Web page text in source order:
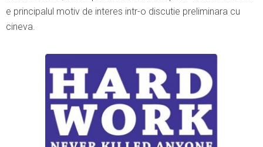
e principalul motiv de interes intr-o discutie preliminara cu
cineva.